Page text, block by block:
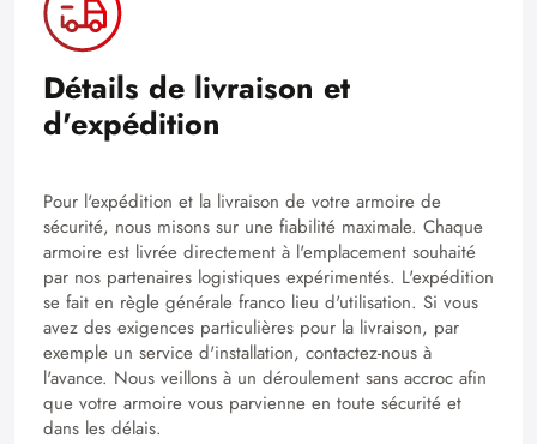
Détails de livraison et
d'expédition
Pour l'expédition et la livraison de votre armoire de
sécurité, nous misons sur une fiabilité maximale. Chaque
armoire est livrée directement à l'emplacement souhaité
par nos partenaires logistiques expérimentés. L'expédition
se fait en règle générale franco lieu d'utilisation. Si vous
avez des exigences particulières pour la livraison, par
exemple un service d'installation, contactez-nous à
l'avance. Nous veillons à un déroulement sans accroc afin
que votre armoire vous parvienne en toute sécurité et
dans les délais.